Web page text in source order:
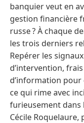
banquier veut en
gestion financière
russe ? À chaque
les trois derniers
Repérer les
d’intervention,
d’information
ce qui rime avec
furieusement dans
Cécile Roquelaure,